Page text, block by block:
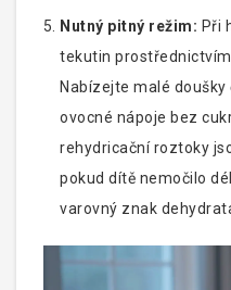
Nutný pitný režim: Při
tekutin
Nabízejte malé doušky
ovocné nápoje bez
rehydricační roztoky
pokud dítě nemočilo
varovný znak